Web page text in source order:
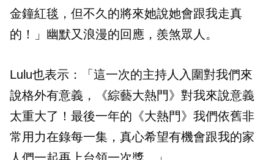
金鐘紅毯，但不久的將來她說她會跟我走真
的！」幽默又浪漫的回應，羨煞眾人。
Lulu也表示：「這一次的主持人入圍對我們來
說格外有意義，《綜藝大熱門》對我來說意義
太重大了！最後一年的《大熱門》我們依舊非
常用力在錄每一集，真心希望有機會跟我的家